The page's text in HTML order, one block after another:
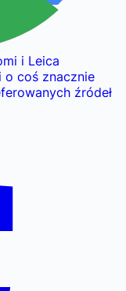
i Leica
o coś znacznie
źródeł